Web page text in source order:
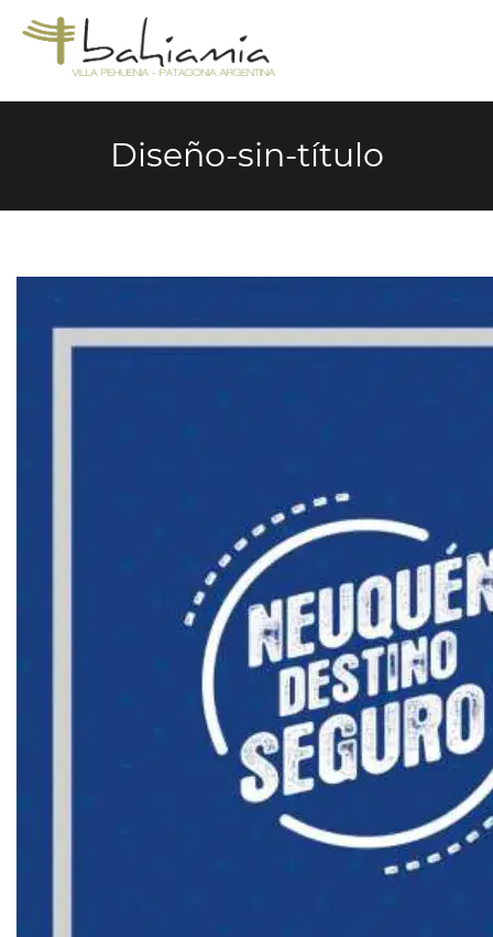
Diseño-sin-título